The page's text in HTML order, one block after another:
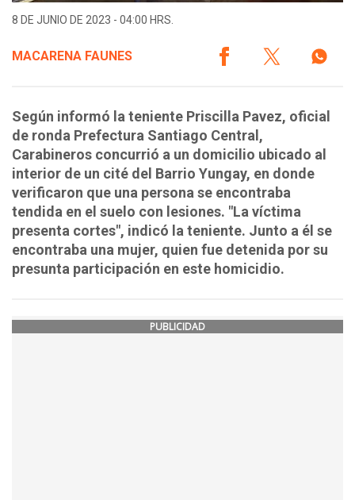
8 DE JUNIO DE 2023 - 04:00 HRS.
MACARENA FAUNES
Según informó la teniente Priscilla Pavez, oficial
de ronda Prefectura Santiago Central,
Carabineros concurrió a un domicilio ubicado al
interior de un cité del Barrio Yungay, en donde
verificaron que una persona se encontraba
tendida en el suelo con lesiones. "La víctima
presenta cortes", indicó la teniente. Junto a él se
encontraba una mujer, quien fue detenida por su
presunta participación en este homicidio.
PUBLICIDAD